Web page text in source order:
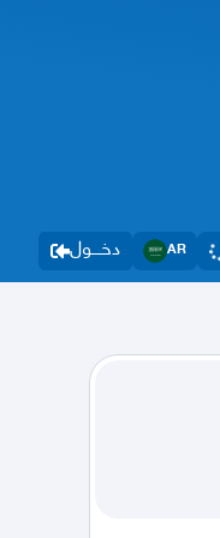
دخــــول AR